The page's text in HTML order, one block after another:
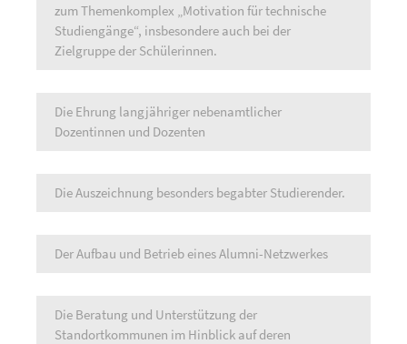
zum Themenkomplex „Motivation für technische
Studiengänge“, insbesondere auch bei der
Zielgruppe der Schülerinnen.
Die Ehrung langjähriger nebenamtlicher
Dozentinnen und Dozenten
Die Auszeichnung besonders begabter Studierender.
Der Aufbau und Betrieb eines Alumni-Netzwerkes
Die Beratung und Unterstützung der
Standortkommunen im Hinblick auf deren